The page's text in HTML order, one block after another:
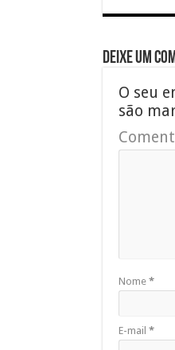
Deixe um
O seu
são
Nome *
E-mail *